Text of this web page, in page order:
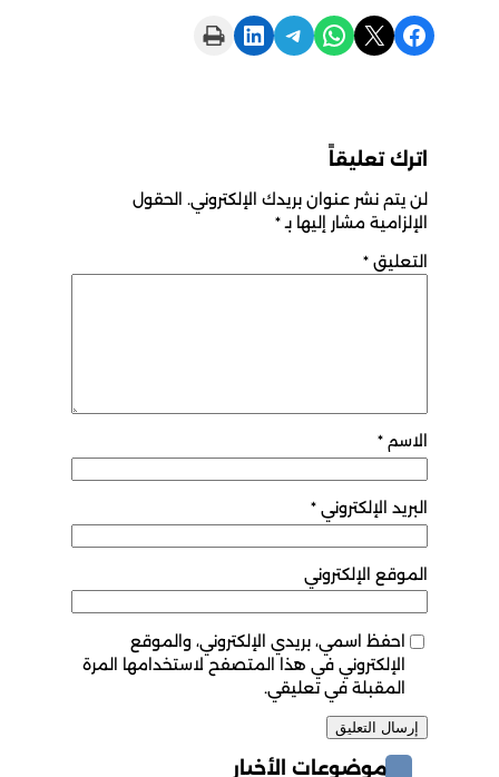
Share on X
Share on WhatsApp
Share on Telegram
Share on LinkedIn
Print this Page
اترك تعليقاً
لن يتم نشر عنوان بريدك الإلكتروني. الحقول
الإلزامية مشار إليها بـ*
التعليق*
الاسم*
البريد الإلكتروني*
الموقع الإلكتروني
احفظ اسمي، بريدي الإلكتروني، والموقع
الإلكتروني في هذا المتصفح لاستخدامها المرة
المقبلة في تعليقي.
موضوعات الأخبار